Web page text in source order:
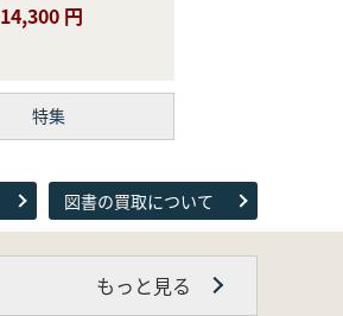
14,300 円
特集
図書の買取について
もっと見る